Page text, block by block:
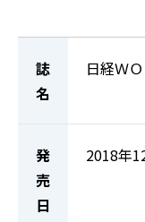
誌
名
日経Ｗ
発
売
日
2018年